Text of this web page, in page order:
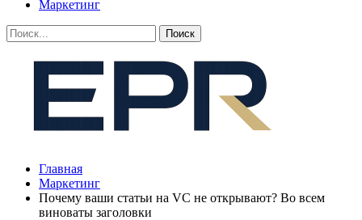
Маркетинг
Главная
Маркетинг
Почему ваши статьи на VC не открывают? Во всем
виноваты заголовки